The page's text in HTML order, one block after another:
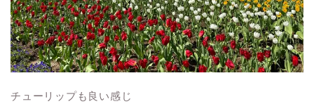
チューリップも良い感じ